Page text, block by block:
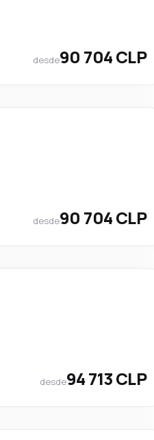
desde90 704 CLP
desde90 704 CLP
desde94 713 CLP